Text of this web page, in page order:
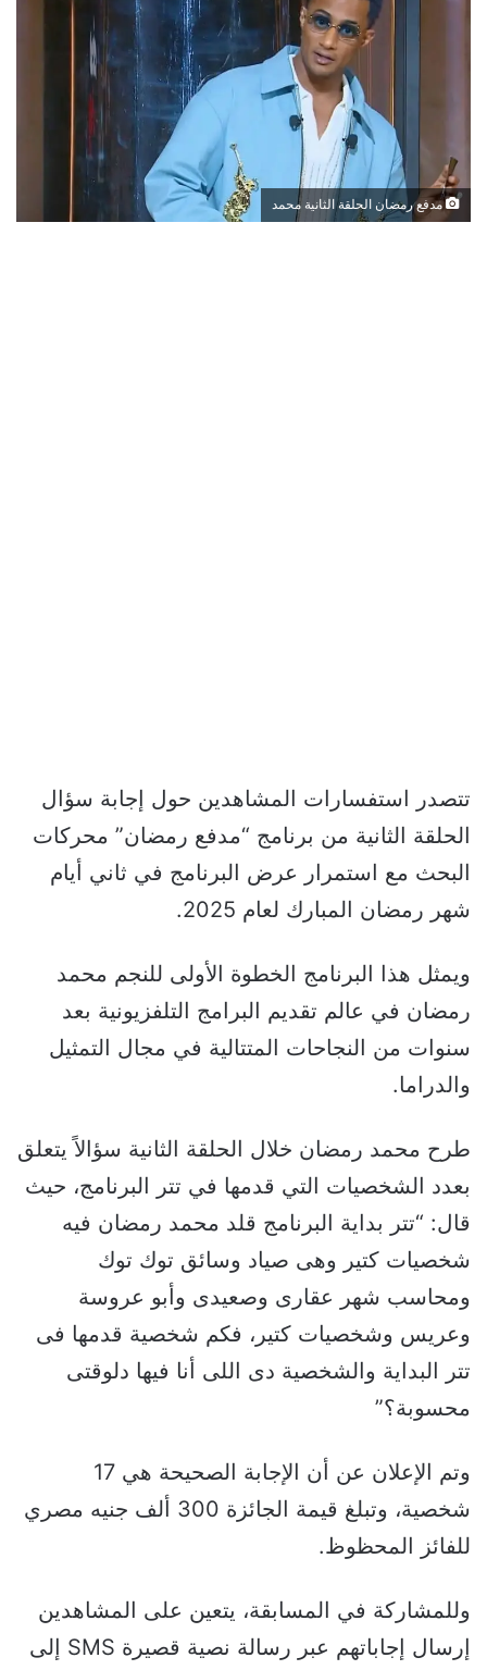
مدفع رمضان الحلقة الثانية محمد
تتصدر استفسارات المشاهدين حول إجابة سؤال
الحلقة الثانية من برنامج “مدفع رمضان” محركات
البحث مع استمرار عرض البرنامج في ثاني أيام
شهر رمضان المبارك لعام 2025.
ويمثل هذا البرنامج الخطوة الأولى للنجم محمد
رمضان في عالم تقديم البرامج التلفزيونية بعد
سنوات من النجاحات المتتالية في مجال التمثيل
والدراما.
طرح محمد رمضان خلال الحلقة الثانية سؤالاً يتعلق
بعدد الشخصيات التي قدمها في تتر البرنامج، حيث
قال: “تتر بداية البرنامج قلد محمد رمضان فيه
شخصيات كتير وهى صياد وسائق توك توك
ومحاسب شهر عقارى وصعيدى وأبو عروسة
وعريس وشخصيات كتير، فكم شخصية قدمها فى
تتر البداية والشخصية دى اللى أنا فيها دلوقتى
محسوبة؟”
وتم الإعلان عن أن الإجابة الصحيحة هي 17
شخصية، وتبلغ قيمة الجائزة 300 ألف جنيه مصري
للفائز المحظوظ.
وللمشاركة في المسابقة، يتعين على المشاهدين
إرسال إجاباتهم عبر رسالة نصية قصيرة SMS إلى